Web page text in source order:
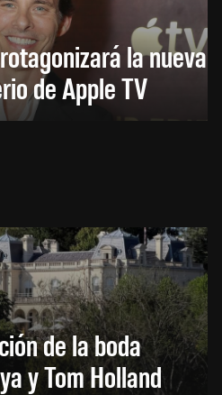
la nueva
de Apple TV
de la boda
y Tom Holland